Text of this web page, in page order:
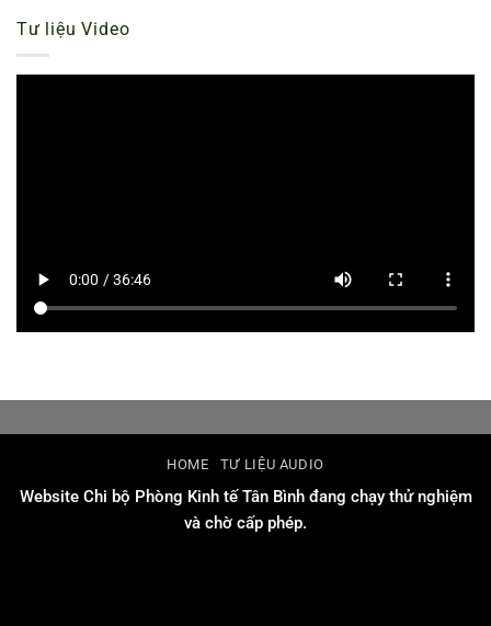
Tư liệu Video
HOME TƯ LIỆU AUDIO
Website Chi bộ Phòng Kinh tế Tân Bình đang chạy thử nghiệm
và chờ cấp phép.